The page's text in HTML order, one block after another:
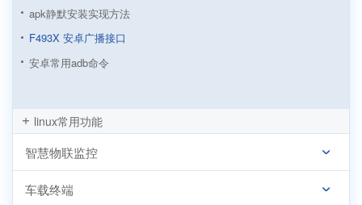
apk静默安装实现方法
F493X 安卓广播接口
安卓常用adb命令
linux常用功能
智慧物联监控
车载终端